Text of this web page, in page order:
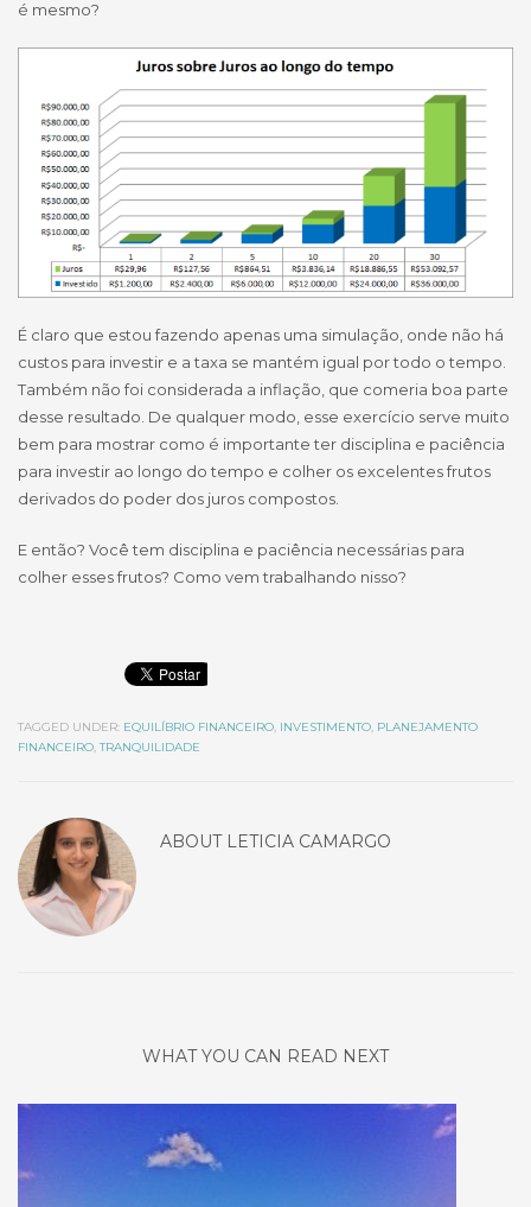
é mesmo?
É claro que estou fazendo apenas uma simulação, onde não há
custos para investir e a taxa se mantém igual por todo o tempo.
Também não foi considerada a inflação, que comeria boa parte
desse resultado. De qualquer modo, esse exercício serve muito
bem para mostrar como é importante ter disciplina e paciência
para investir ao longo do tempo e colher os excelentes frutos
derivados do poder dos juros compostos.
E então? Você tem disciplina e paciência necessárias para
colher esses frutos? Como vem trabalhando nisso?
TAGGED UNDER: EQUILÍBRIO FINANCEIRO, INVESTIMENTO, PLANEJAMENTO
FINANCEIRO,TRANQUILIDADE
ABOUT LETICIA CAMARGO
WHAT YOU CAN READ NEXT